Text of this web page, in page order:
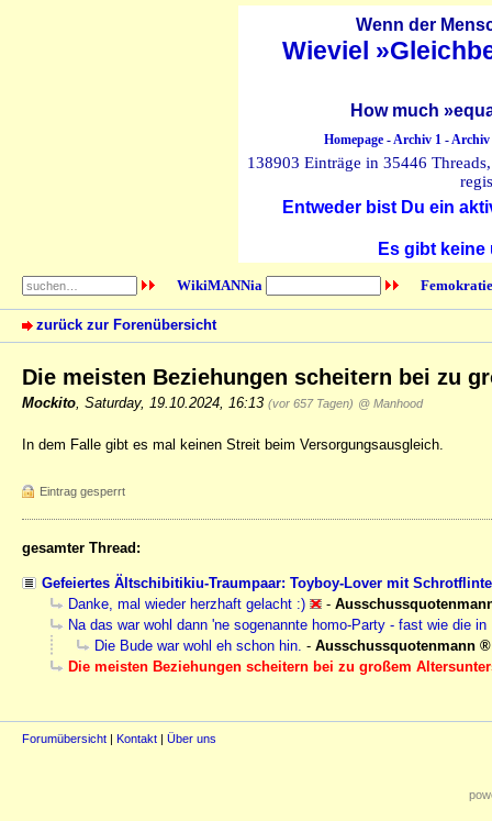
Wenn der
Wieviel
How much
Homepage-Archiv 1-Archiv
138903 Einträge in 35446
Entweder bist Du ein
Es gibt
WikiMANNia
zurück zur Forenübersicht
Die meisten Beziehungen scheitern bei zu
Mockito Saturday, 19.10.2024, 16:13 (vor 657 Tagen) @ Manhood
In dem Falle gibt es mal keinen Streit beim Versorgungsausgleich.
Eintrag gesperrt
gesamter Thread:
Gefeiertes Ältschibitikiu-Traumpaar: Toyboy-Lover mit
Danke, mal wieder herzhaft gelacht :)
-
Na das war wohl dann 'ne sogenannte homo-Party - fast wie die in
Die Bude war wohl eh schon hin. - Ausschussquotenmann
Die meisten Beziehungen scheitern bei zu großem
Forumübersicht | Kontakt | Über uns